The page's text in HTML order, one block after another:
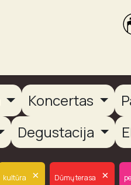
Koncertas
Degustacija
kultūra × Dūmų terasa ×